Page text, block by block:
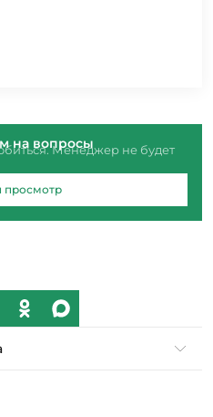
на вопросыМенеджер не будет
просмотр